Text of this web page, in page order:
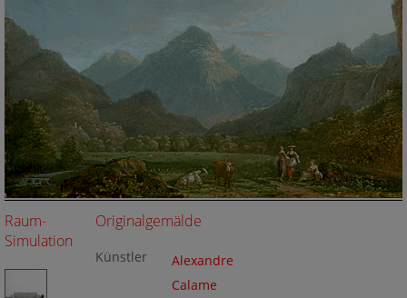
Raum-
Simulation
Originalgemälde
Künstler
Alexandre
Calame